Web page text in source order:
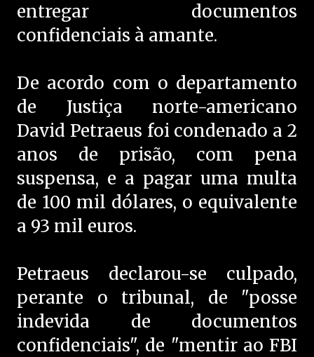
entregar documentos
confidenciais à amante.
De acordo com o departamento
de Justiça norte-americano
David Petraeus foi condenado a 2
anos de prisão, com pena
suspensa, e a pagar uma multa
de 100 mil dólares, o equivalente
a 93 mil euros.
Petraeus declarou-se culpado,
perante o tribunal, de "posse
indevida de documentos
confidenciais", de "mentir ao FBI